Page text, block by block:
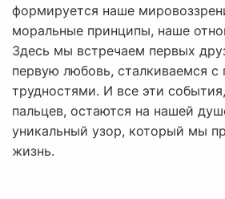
формируется наше
моральные принципы, наше
Здесь мы встречаем первых
первую любовь, сталкиваемся с
трудностями. И все эти
пальцев, остаются на нашей
уникальный узор, который мы
жизнь.